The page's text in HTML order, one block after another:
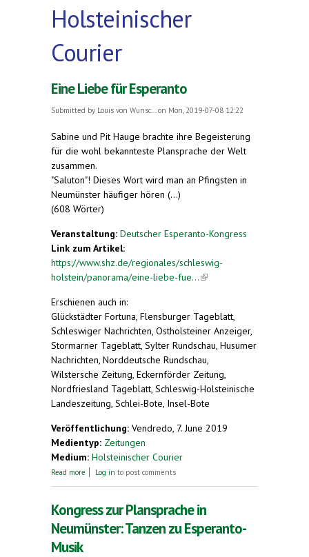
Holsteinischer
Courier
Eine Liebe für Esperanto
Submitted by Louis von Wunsc... on Mon, 2019-07-08 12:22
Sabine und Pit Hauge brachte ihre Begeisterung
für die wohl bekannteste Plansprache der Welt
zusammen.
"Saluton"! Dieses Wort wird man an Pfingsten in
Neumünster häufiger hören (...)
(608 Wörter)
Veranstaltung: Deutscher Esperanto-Kongress
Link zum Artikel:
https://www.shz.de/regionales/schleswig-
holstein/panorama/eine-liebe-fue...(link is
Erschienen auch in:
Glückstädter Fortuna, Flensburger Tageblatt,
Schleswiger Nachrichten, Ostholsteiner Anzeiger,
Stormarner Tageblatt, Sylter Rundschau, Husumer
Nachrichten, Norddeutsche Rundschau,
Wilstersche Zeitung, Eckernförder Zeitung,
Nordfriesland Tageblatt, Schleswig-Holsteinische
Landeszeitung, Schlei-Bote, Insel-Bote
Veröffentlichung: Vendredo, 7. June 2019
Medientyp: Zeitungen
Medium: Holsteinischer Courier
Read more about Eine Liebe für Esperanto
Log in to post comments
Kongress zur Plansprache in
Neumünster: Tanzen zu Esperanto-
Musik